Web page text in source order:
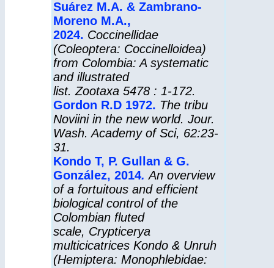
Suárez M.A. & Zambrano-
Moreno M.A.,
2024. Coccinellidae
(Coleoptera: Coccinelloidea)
from Colombia: A systematic
and illustrated
list. Zootaxa 5478 : 1-172.
Gordon R.D 1972. The tribu
Noviini in the new world. Jour.
Wash. Academy of Sci, 62:23-
31.
Kondo T, P. Gullan & G.
González, 2014. An overview
of a fortuitous and efficient
biological control of the
Colombian fluted
scale, Crypticerya
multicicatrices Kondo & Unruh
(Hemiptera: Monophlebidae: